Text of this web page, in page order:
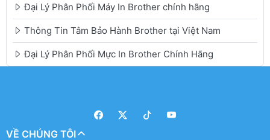
Đại Lý Phân Phối Máy In Brother chính hãng
Thông Tin Tâm Bảo Hành Brother tại Việt Nam
Đại Lý Phân Phối Mực In Brother Chính Hãng
VỀ CHÚNG TÔI